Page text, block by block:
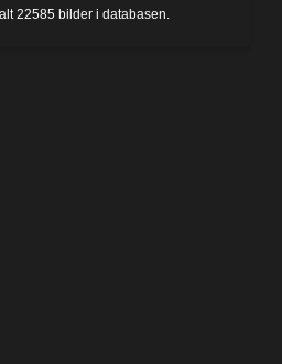
22585 bilder i databasen.